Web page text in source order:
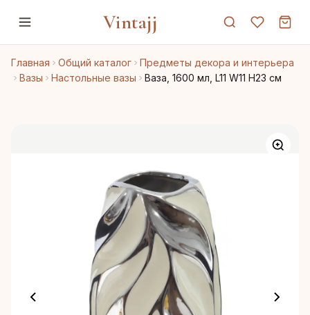
Vintajj
Главная Общий каталог
Предметы декора и интерьера
Вазы
Настольные вазы Ваза, 1600 мл, L11 W11 H23 см